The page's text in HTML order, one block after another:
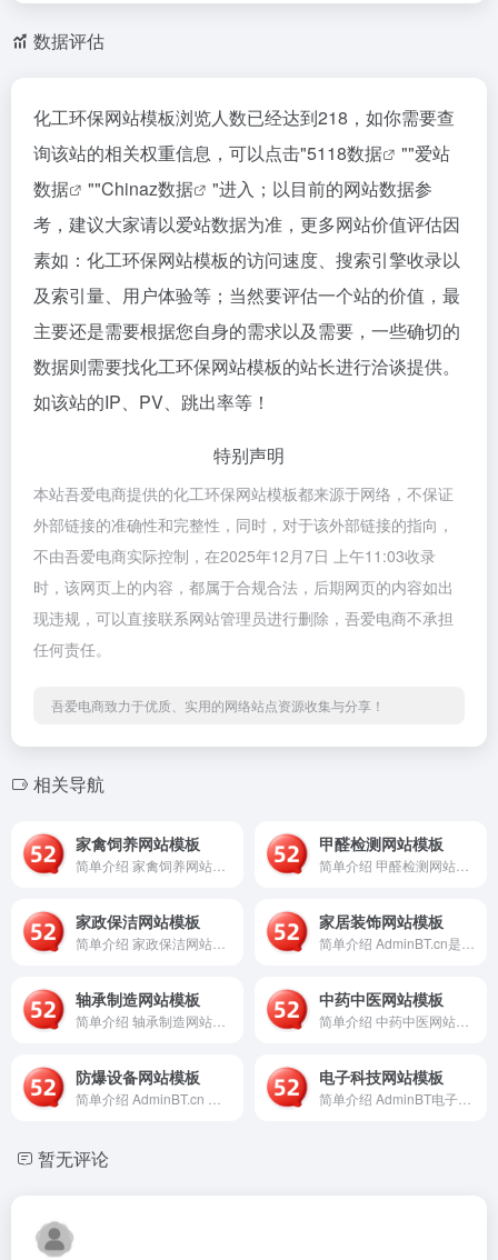
数据评估
化工环保网站模板浏览人数已经达到218，如你需要查
询该站的相关权重信息，可以点击"5118数据 ""爱站
数据
""Chinaz数据
"进入；以目前的网站数据参
考，建议大家请以爱站数据为准，更多网站价值评估因
素如：化工环保网站模板的访问速度、搜索引擎收录以
及索引量、用户体验等；当然要评估一个站的价值，最
主要还是需要根据您自身的需求以及需要，一些确切的
数据则需要找化工环保网站模板的站长进行洽谈提供。
如该站的IP、PV、跳出率等！
特别声明
本站吾爱电商提供的化工环保网站模板都来源于网络，不保证
外部链接的准确性和完整性，同时，对于该外部链接的指向，
不由吾爱电商实际控制，在2025年12月7日 上午11:03收录
时，该网页上的内容，都属于合规合法，后期网页的内容如出
现违规，可以直接联系网站管理员进行删除，吾爱电商不承担
任何责任。
吾爱电商致力于优质、实用的网络站点资源收集与分享！
相关导航
家禽饲养网站模板 甲醛检测网站模板
家政保洁网站模板 家居装饰网站模板
轴承制造网站模板 中药中医网站模板
防爆设备网站模板 电子科技网站模板
暂无评论